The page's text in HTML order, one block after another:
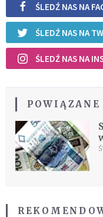
ŚLEDŹ NAS NA
ŚLEDŹ NAS NA
ŚLEDŹ NAS NA